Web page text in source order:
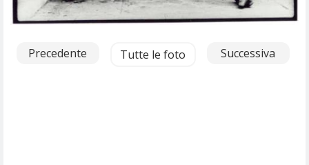
Precedente Tutte le foto Successiva